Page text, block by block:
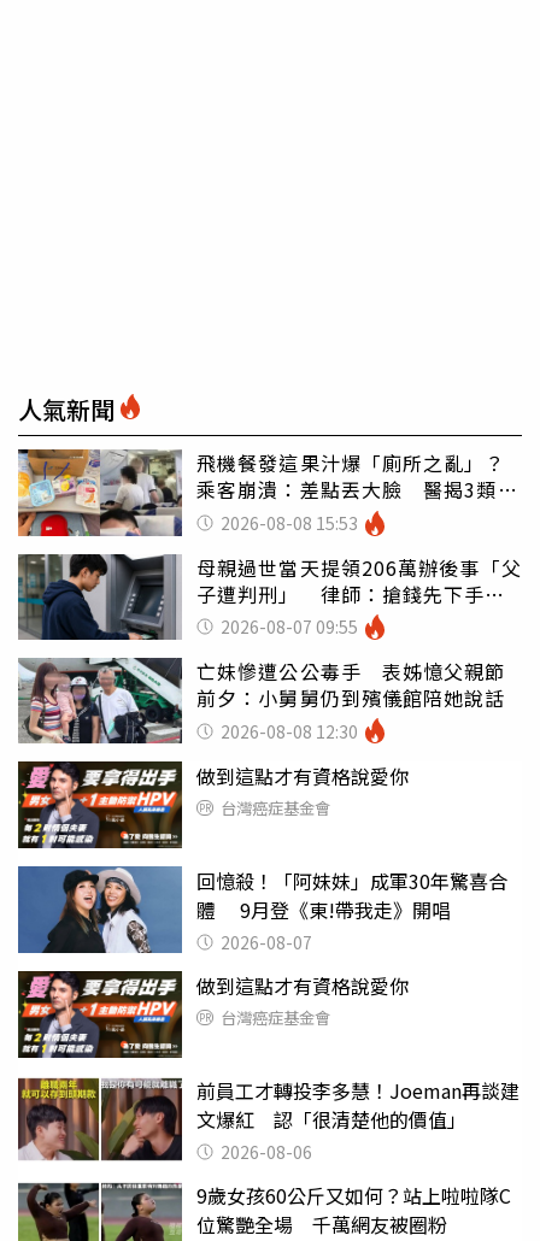
人氣新聞
飛機餐發這果汁爆「廁所之亂」？
乘客崩潰：差點丟大臉 醫揭3類人
別亂喝
2026-08-08 15:53
母親過世當天提領206萬辦後事「父
子遭判刑」 律師：搶錢先下手是
罪 2026-08-07 09:55
亡妹慘遭公公毒手 表姊憶父親節
前夕：小舅舅仍到殯儀館陪她說話
2026-08-08 12:30
做到這點才有資格說愛你
台灣癌症基金會
回憶殺！「阿妹妹」成軍30年驚喜合
體 9月登《東!帶我走》開唱
2026-08-07
做到這點才有資格說愛你
台灣癌症基金會
前員工才轉投李多慧！Joeman再談建
文爆紅 認「很清楚他的價值」
2026-08-06
9歲女孩60公斤又如何？站上啦啦隊C
位驚艷全場 千萬網友被圈粉